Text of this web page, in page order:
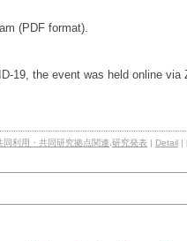
(PDF format).
19, the event was held online via
同利用・共同研究拠点関連 研究発表 | Detail |